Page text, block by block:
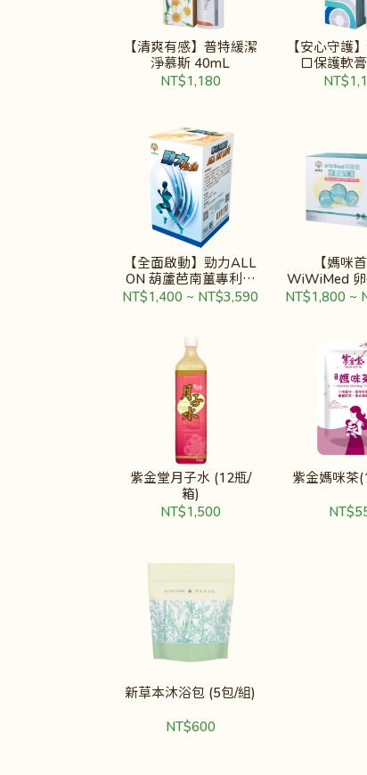
【清爽有感】普特緩潔
淨慕斯 40mL
NT$1,180
【安心守護
口保護軟
【全面啟動】勁力ALL
ON 葫蘆芭南薑專利複
方
NT$1,400 ~ NT$3,590
【媽咪
WiWiMed 卵
益生
NT$1,800 ~
紫金堂月子水 (12瓶/
箱)
NT$1,500
紫金媽咪茶
新草本沐浴包 (5包/組)
NT$600